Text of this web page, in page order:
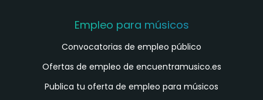
Empleo para músicos
Convocatorias de empleo público
Ofertas de empleo de encuentramusico.es
Publica tu oferta de empleo para músicos